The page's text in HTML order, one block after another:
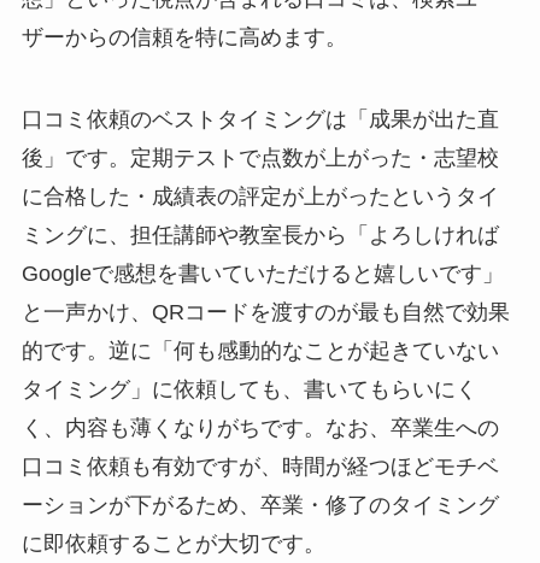
ザーからの信頼を特に高めます。
口コミ依頼のベストタイミングは「成果が出た直
後」です。定期テストで点数が上がった・志望校
に合格した・成績表の評定が上がったというタイ
ミングに、担任講師や教室長から「よろしければ
Googleで感想を書いていただけると嬉しいです」
と一声かけ、QRコードを渡すのが最も自然で効果
的です。逆に「何も感動的なことが起きていない
タイミング」に依頼しても、書いてもらいにく
く、内容も薄くなりがちです。なお、卒業生への
口コミ依頼も有効ですが、時間が経つほどモチベ
ーションが下がるため、卒業・修了のタイミング
に即依頼することが大切です。